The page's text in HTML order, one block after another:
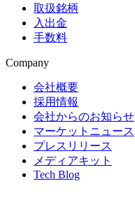
取扱銘柄
入出金
手数料
Company
会社概要
採用情報
会社からのお知らせ
マーケットニュース
プレスリリース
メディアキット
Tech Blog